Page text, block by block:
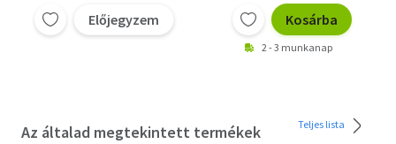
Előjegyzem Kosárba
2 - 3 munkanap
Az általad megtekintett termékek Teljes lista